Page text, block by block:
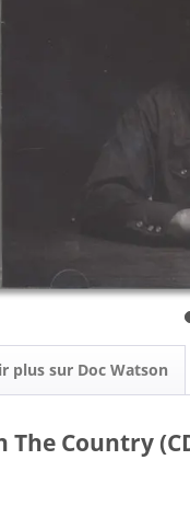
plus sur Doc Watson
The Country